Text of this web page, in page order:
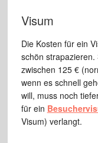
Visum
Die Kosten für ein
schön strapazieren.
zwischen 125 €
wenn es schnell
will, muss noch
für ein
Visum) verlangt.